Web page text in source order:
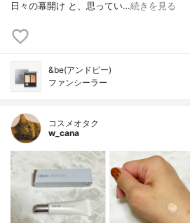
日々の幕開け と、思ってい…続きを見る
&be(アンドビー)
ファンシーラー
コスメオタク
w_cana